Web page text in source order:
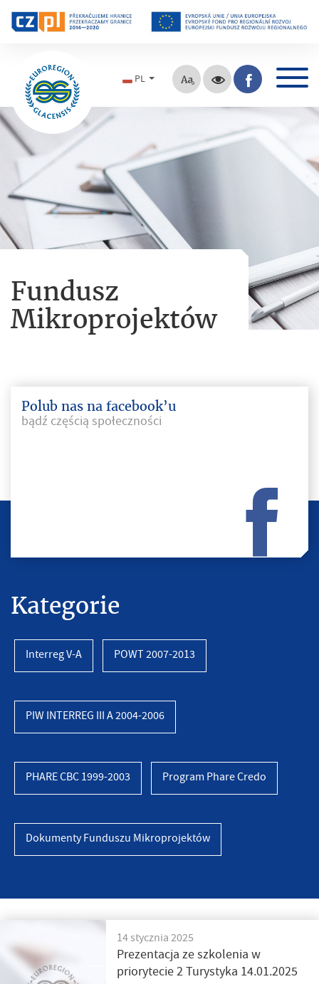
PL
Fundusz
Mikroprojektów
Polub nas na facebook’u
bądź częścią społeczności
Kategorie
Interreg V-A POWT 2007-2013
PIW INTERREG III A 2004-2006
PHARE CBC 1999-2003 Program Phare Credo
Dokumenty Funduszu Mikroprojektów
14 stycznia 2025
Prezentacja ze szkolenia w
priorytecie 2 Turystyka 14.01.2025